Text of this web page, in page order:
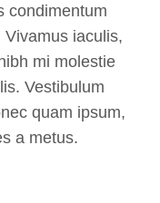
condimentum
iaculis,
mi molestie
Vestibulum
quam ipsum,
a metus.